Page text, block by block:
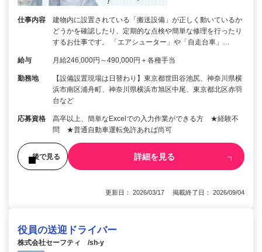
仕事内容
建物内に設置されている「搬送設備」が正しく動いているか
どうかを確認したり、定期的な点検や簡単な修理を行ったり
するお仕事です。 「エアシューター」や「自走台車」…
給与 月給246,000円～490,000円＋各種手当
勤務地
【設備設置現場は日替わり】東京都世田谷池尻、神奈川県横
浜市南区浦舟町、神奈川県横浜市旭区中尾、東京都北区赤羽
台など
応募資格
高卒以上、簡単なExcelでの入力作業ができる方 ★経験不
問 ★普通自動車運転免許あれば尚可
後で見る 詳細を見る
更新日： 2026/03/17 掲載終了日： 2026/09/04
役員の送迎ドライバー
株式会社セーフティ /sh-y